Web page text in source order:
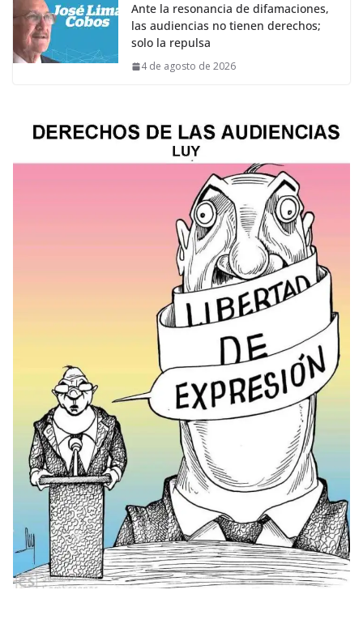
Ante la resonancia de difamaciones,
las audiencias no tienen derechos;
solo la repulsa
4 de agosto de 2026